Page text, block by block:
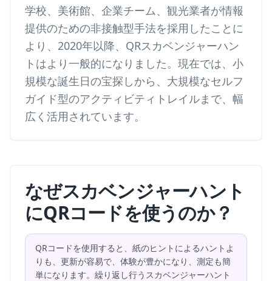
学校、美術館、企業チーム、観光業者が情報
提供のための非接触型手法を採用したことに
より、2020年以降、QRスカベンジャーハン
トはより一般的になりました。現在では、小
規模な誕生日の宝探しから、大規模なセルフ
ガイド型のアクティビティトレイルまで、幅
広く活用されています。
なぜスカベンジャーハント
にQRコードを使うのか？
QRコードを使用すると、紙のヒントによるハントよ
りも、更新が容易で、体験が豊かになり、測定も簡
単になります。繰り返し行うスカベンジャーハント